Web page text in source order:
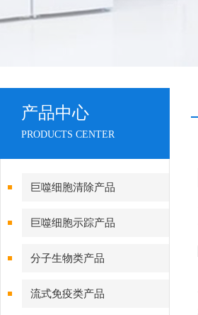
产品中心
PRODUCTS CENTER
巨噬细胞清除产品
巨噬细胞示踪产品
分子生物类产品
流式免疫类产品